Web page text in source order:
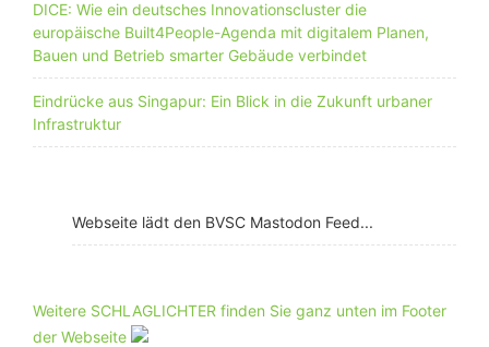
DICE: Wie ein deutsches Innovationscluster die
europäische Built4People-Agenda mit digitalem Planen,
Bauen und Betrieb smarter Gebäude verbindet
Eindrücke aus Singapur: Ein Blick in die Zukunft urbaner
Infrastruktur
Webseite lädt den BVSC Mastodon Feed...
Weitere SCHLAGLICHTER finden Sie ganz unten im Footer
der Webseite